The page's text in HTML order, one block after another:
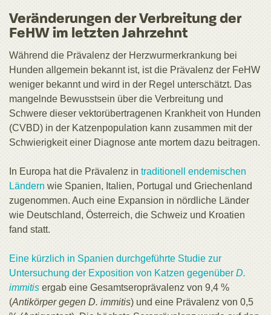
Veränderungen der Verbreitung der
FeHW im letzten Jahrzehnt
Während die Prävalenz der Herzwurmerkrankung bei
Hunden allgemein bekannt ist, ist die Prävalenz der FeHW
weniger bekannt und wird in der Regel unterschätzt. Das
mangelnde Bewusstsein über die Verbreitung und
Schwere dieser vektorübertragenen Krankheit von Hunden
(CVBD) in der Katzenpopulation kann zusammen mit der
Schwierigkeit einer Diagnose ante mortem dazu beitragen.
In Europa hat die Prävalenz in traditionell endemischen
Ländern wie Spanien, Italien, Portugal und Griechenland
zugenommen. Auch eine Expansion in nördliche Länder
wie Deutschland, Österreich, die Schweiz und Kroatien
fand statt.
Eine kürzlich in Spanien durchgeführte Studie zur
Untersuchung der Exposition von Katzen gegenüberD.
immitis ergab eine Gesamtseroprävalenz von 9,4 %
(Antikörper gegen D. immitis) und eine Prävalenz von 0,5